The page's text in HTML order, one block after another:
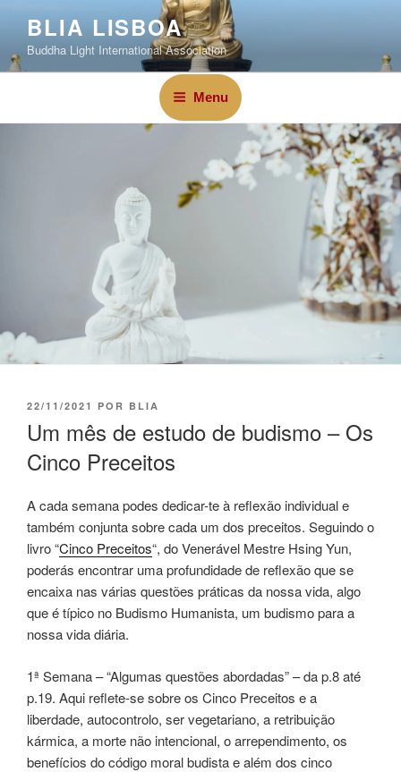
BLIA LISBOA
Buddha Light International Association
Menu
22/11/2021 POR BLIA
Um mês de estudo de budismo – Os
Cinco Preceitos
A cada semana podes dedicar-te à reflexão individual e
também conjunta sobre cada um dos preceitos. Seguindo o
livro “Cinco Preceitos“, do Venerável Mestre Hsing Yun,
poderás encontrar uma profundidade de reflexão que se
encaixa nas várias questões práticas da nossa vida, algo
que é típico no Budismo Humanista, um budismo para a
nossa vida diária.
1ª Semana – “Algumas questões abordadas” – da p.8 até
p.19. Aqui reflete-se sobre os Cinco Preceitos e a
liberdade, autocontrolo, ser vegetariano, a retribuição
kármica, a morte não intencional, o arrependimento, os
benefícios do código moral budista e além dos cinco